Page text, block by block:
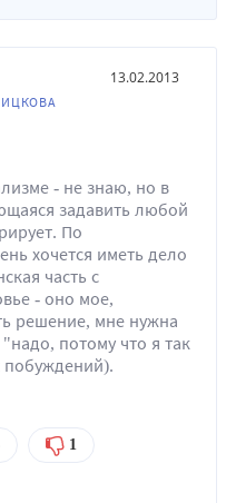
13.02.2013
- не знаю, но в
задавить любой
По
хочется иметь дело
часть с
- оно мое,
решение, мне нужна
потому что я так
побуждений).
1